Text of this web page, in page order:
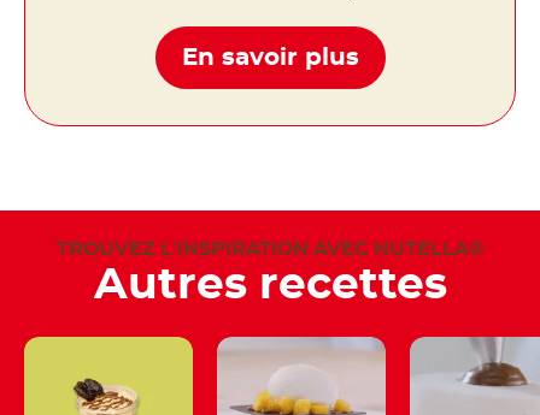
En savoir plus
TROUVEZ L'INSPIRATION AVEC NUTELLA®
Autres recettes